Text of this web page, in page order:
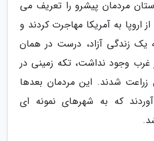
مردمان پیشرو را تعریف می
اروپا به آمریکا مهاجرت کردند و
یک زندگی آزاد، درست در همان
وجود نداشت، تکه زمینی در
زراعت شدند. این مردمان بعدها
که به شهرهای نمونه ای